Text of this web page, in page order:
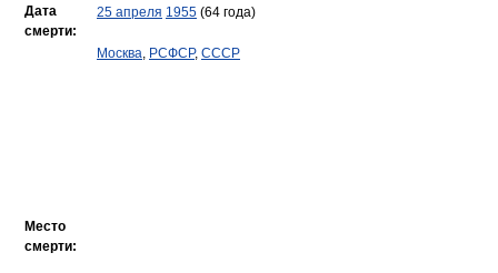
Дата
смерти:
25 апреля 1955 (64 года)
Место
смерти:
Москва, РСФСР, СССР